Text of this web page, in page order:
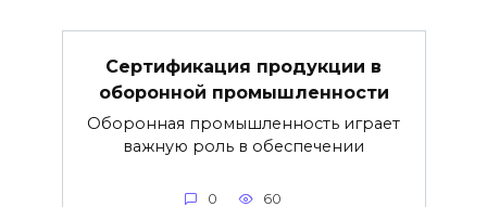
Сертификация продукции в
оборонной промышленности
Оборонная промышленность играет
важную роль в обеспечении
0 60